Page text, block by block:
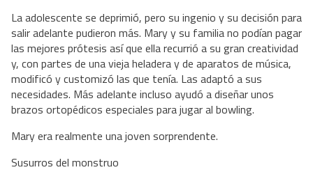
La adolescente se deprimió, pero su ingenio y su decisión para
salir adelante pudieron más. Mary y su familia no podían pagar
las mejores prótesis así que ella recurrió a su gran creatividad
y, con partes de una vieja heladera y de aparatos de música,
modificó y customizó las que tenía. Las adaptó a sus
necesidades. Más adelante incluso ayudó a diseñar unos
brazos ortopédicos especiales para jugar al bowling.
Mary era realmente una joven sorprendente.
Susurros del monstruo